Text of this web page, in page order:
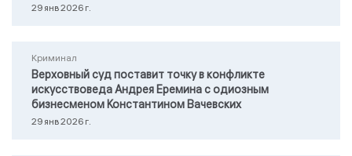
29 янв 2026 г.
Криминал
Верховный суд поставит точку в конфликте
искусствоведа Андрея Еремина с одиозным
бизнесменом Константином Вачевских
29 янв 2026 г.